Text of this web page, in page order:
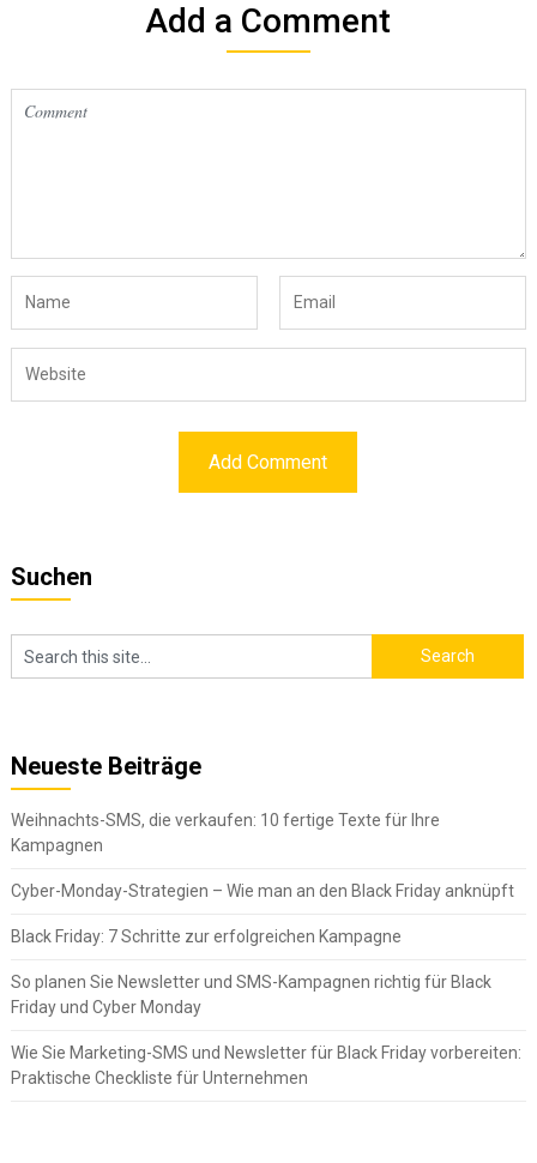
Add a Comment
Suchen
Neueste Beiträge
Weihnachts-SMS, die verkaufen: 10 fertige Texte für Ihre
Kampagnen
Cyber-Monday-Strategien – Wie man an den Black Friday anknüpft
Black Friday: 7 Schritte zur erfolgreichen Kampagne
So planen Sie Newsletter und SMS-Kampagnen richtig für Black
Friday und Cyber Monday
Wie Sie Marketing-SMS und Newsletter für Black Friday vorbereiten:
Praktische Checkliste für Unternehmen